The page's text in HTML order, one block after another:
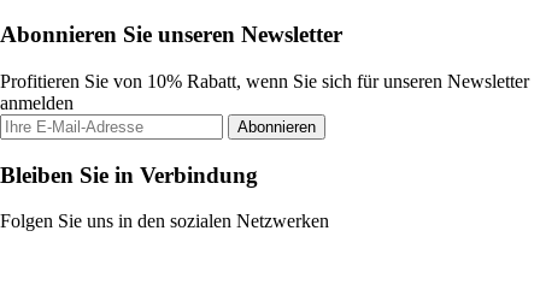
Abonnieren Sie unseren Newsletter
Profitieren Sie von 10% Rabatt, wenn Sie sich für unseren Newsletter
anmelden
Abonnieren
Bleiben Sie in Verbindung
Folgen Sie uns in den sozialen Netzwerken